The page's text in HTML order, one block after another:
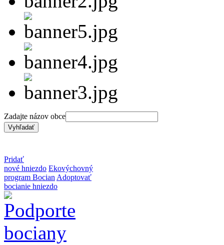
Zadajte názov obce
Pridať
nové hniezdo Ekovýchovný
program Bocian Adoptovať
bocianie hniezdo